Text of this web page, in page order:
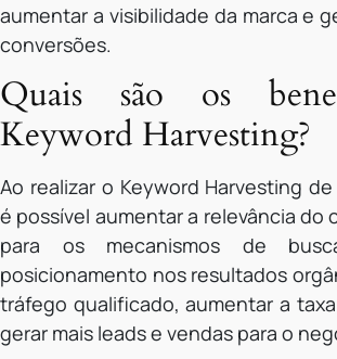
aumentar a visibilidade da marca e
conversões.
Quais são os
Keyword Harvesting?
Ao realizar o Keyword Harvesting
é possível aumentar a relevância do
para os mecanismos de
posicionamento nos resultados
tráfego qualificado, aumentar a
gerar mais leads e vendas para o